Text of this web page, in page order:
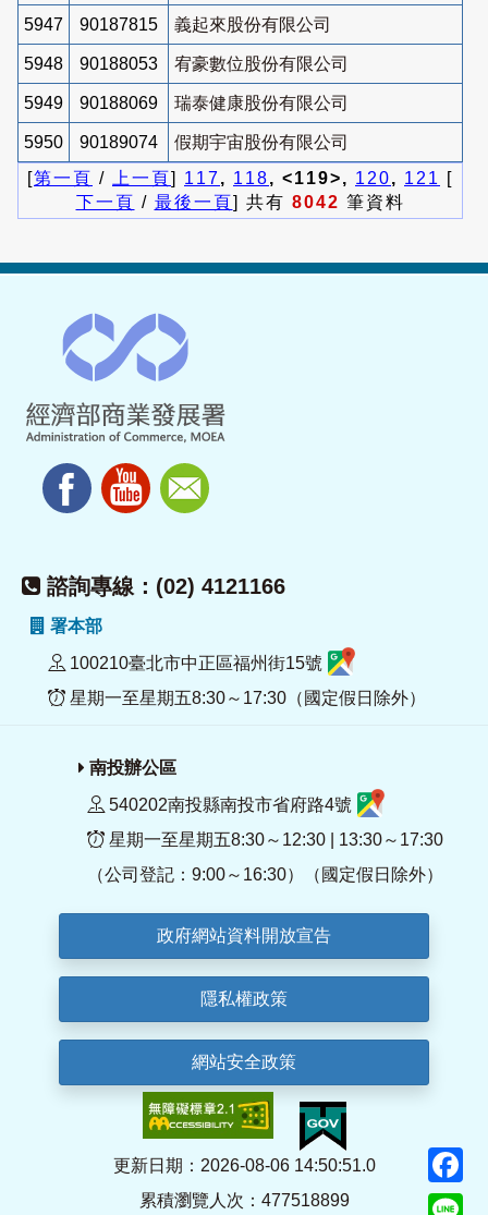
5947 90187815 義起來股份有限公司
5948 90188053 宥豪數位股份有限公司
5949 90188069 瑞泰健康股份有限公司
5950 90189074
假期宇宙股份有限公司
[第一頁 / 上一頁] 117, 118, <119>, 120, 121
[
下一頁 / 最後一頁] 共有 8042 筆資料
諮詢專線：(02) 4121166
署本部
100210臺北市中正區福州街15號
星期一至星期五8:30～17:30（國定假日除外）
南投辦公區
540202南投縣南投市省府路4號
星期一至星期五8:30～12:30 | 13:30～17:30
（公司登記：9:00～16:30）（國定假日除外）
政府網站資料開放宣告
隱私權政策
網站安全政策
更新日期：2026-08-06 14:50:51.0
累積瀏覽人次：477518899